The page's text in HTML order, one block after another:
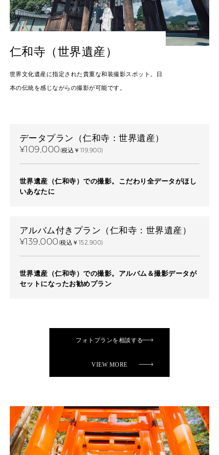
仁和寺（世界遺産）
世界文化遺産に指定された貴重な和装撮影スポット。日
本の伝統を感じながらの撮影が可能です。
データプラン（仁和寺：世界遺産）
¥109,000(税込￥119,900)
世界遺産（仁和寺）での撮影。こだわり全データがほし
いあなたに
アルバム付きプラン（仁和寺：世界遺産）
¥139,000(税込￥152,900)
世界遺産（仁和寺）での撮影。アルバム＆撮影データが
セットになったお勧めプラン
フォトプランを相談する
VIEW MORE